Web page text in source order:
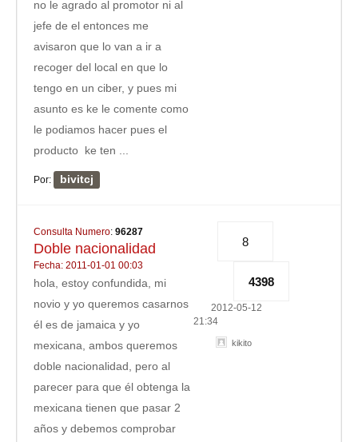
no le agrado al promotor ni al
jefe de el entonces me
avisaron que lo van a ir a
recoger del local en que lo
tengo en un ciber, y pues mi
asunto es ke le comente como
le podiamos hacer pues el
producto ke ten ...
Por: bivitcj
Consulta Numero: 96287
Doble nacionalidad
Fecha: 2011-01-01 00:03
hola, estoy confundida, mi
novio y yo queremos casarnos
él es de jamaica y yo
mexicana, ambos queremos
doble nacionalidad, pero al
parecer para que él obtenga la
mexicana tienen que pasar 2
años y debemos comprobar
8
4398
2012-05-12
21:34
kikito